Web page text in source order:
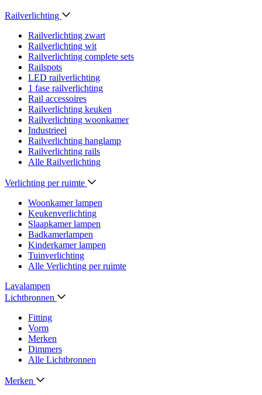
Railverlichting
Railverlichting zwart
Railverlichting wit
Railverlichting complete sets
Railspots
LED railverlichting
1 fase railverlichting
Rail accessoires
Railverlichting keuken
Railverlichting woonkamer
Industrieel
Railverlichting hanglamp
Railverlichting rails
Alle Railverlichting
Verlichting per ruimte
Woonkamer lampen
Keukenverlichting
Slaapkamer lampen
Badkamerlampen
Kinderkamer lampen
Tuinverlichting
Alle Verlichting per ruimte
Lavalampen
Lichtbronnen
Fitting
Vorm
Merken
Dimmers
Alle Lichtbronnen
Merken